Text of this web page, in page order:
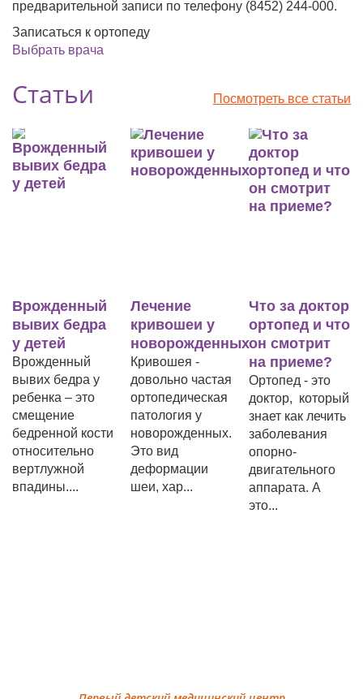
предварительной записи по телефону (8452) 244-000.
Записаться к ортопеду
Выбрать врача
Статьи Посмотреть все статьи
у
Лечение
кривошеи у
новорожденных
Кривошея -
довольно частая
ортопедическая
патология у
новорожденных.
Это вид
деформации
шеи, хар...
Что за доктор
ортопед и что
он смотрит
на приеме?
Ортопед - это
доктор, который
знает как лечить
заболевания
опорно-
двигательного
аппарата. А
стельки
детей в
Саратове
В 2021 году
выпустила
бюллетень о
опорно-